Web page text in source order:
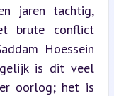
jaren tachtig,
brute conflict
Hoessein
is dit veel
oorlog; het is